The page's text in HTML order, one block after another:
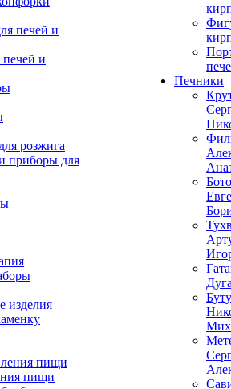
печей и
розжига
приборы для
изделия
пищи
Печники